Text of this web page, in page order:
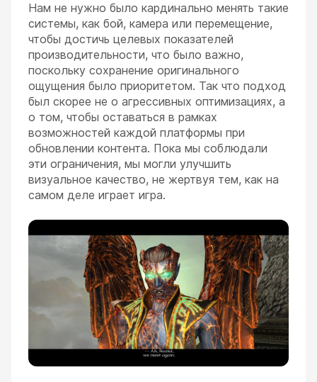
Нам не нужно было кардинально менять такие
системы, как бой, камера или перемещение,
чтобы достичь целевых показателей
производительности, что было важно,
поскольку сохранение оригинального
ощущения было приоритетом. Так что подход
был скорее не о агрессивных оптимизациях, а
о том, чтобы оставаться в рамках
возможностей каждой платформы при
обновлении контента. Пока мы соблюдали
эти ограничения, мы могли улучшить
визуальное качество, не жертвуя тем, как на
самом деле играет игра.